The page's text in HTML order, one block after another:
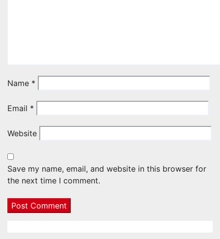
Name *
Email *
Website
Save my name, email, and website in this browser for
the next time I comment.